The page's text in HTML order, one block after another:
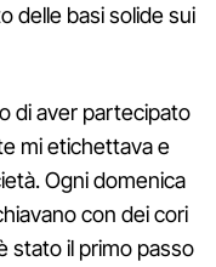
delle basi solide sui
di aver partecipato
mi etichettava e
Ogni domenica
con dei cori
stato il primo passo